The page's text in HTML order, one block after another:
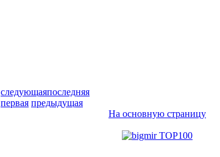
следующаяпоследняя
первая предыдущая
На основную страницу